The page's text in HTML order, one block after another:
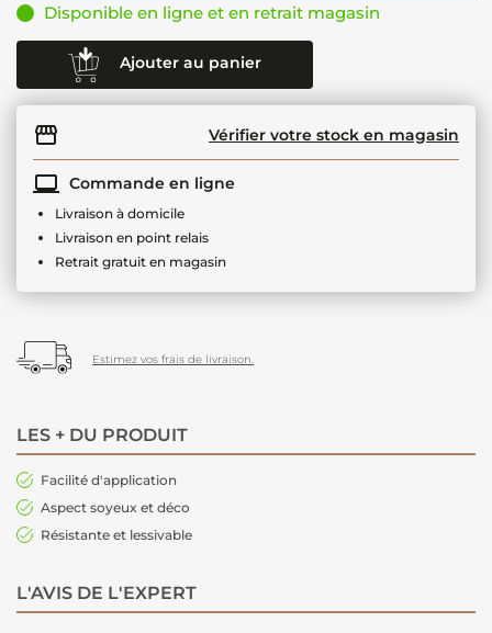
Disponible en ligne et en retrait magasin
Ajouter au panier
Vérifier votre stock en magasin
Commande en ligne
Livraison à domicile
Livraison en point relais
Retrait gratuit en magasin
Estimez vos frais de livraison.
LES + DU PRODUIT
Facilité d'application
Aspect soyeux et déco
Résistante et lessivable
L'AVIS DE L'EXPERT